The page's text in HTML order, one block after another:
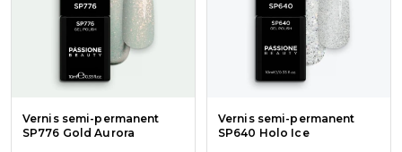
Vernis semi-permanent
SP776 Gold Aurora
Vernis semi-permanent
SP640 Holo Ice